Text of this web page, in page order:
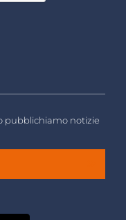
pubblichiamo notizie